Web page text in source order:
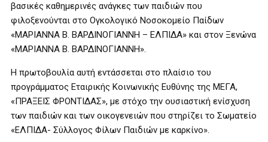
βασικές καθημερινές ανάγκες των παιδιών που
φιλοξενούνται στο Ογκολογικό Νοσοκομείο Παίδων
«ΜΑΡΙΑΝΝΑ Β. ΒΑΡΔΙΝΟΓΙΑΝΝΗ – ΕΛΠΙΔΑ» και στον Ξενώνα
«ΜΑΡΙΑΝΝΑ Β. ΒΑΡΔΙΝΟΓΙΑΝΝΗ».
Η πρωτοβουλία αυτή εντάσσεται στο πλαίσιο του
προγράμματος Εταιρικής Κοινωνικής Ευθύνης της ΜΕΓΑ,
«ΠΡΑΞΕΙΣ ΦΡΟΝΤΙΔΑΣ», με στόχο την ουσιαστική ενίσχυση
των παιδιών και των οικογενειών που στηρίζει το Σωματείο
«ΕΛΠΙΔΑ- Σύλλογος Φίλων Παιδιών με καρκίνο».